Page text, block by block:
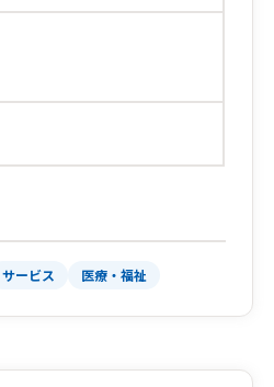
サービス 医療・福祉